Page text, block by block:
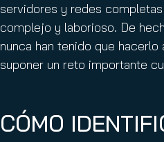
servidores y redes
complejo y laborioso. De
nunca han tenido que
suponer un reto importante
CÓMO